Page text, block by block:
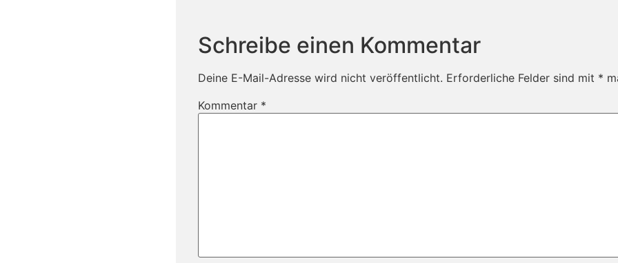
Schreibe einen Kommentar
Deine E-Mail-Adresse wird nicht veröffentlicht. Erforderliche Felder sind mit *
Kommentar *